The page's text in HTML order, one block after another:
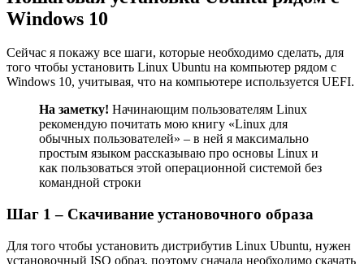
Windows 10
Сейчас я покажу все шаги, которые необходимо сделать, для
того чтобы установить Linux Ubuntu на компьютер рядом с
Windows 10, учитывая, что на компьютере используется UEFI.
На заметку! Начинающим пользователям Linux
рекомендую почитать мою книгу «Linux для
обычных пользователей» – в ней я максимально
простым языком рассказываю про основы Linux и
как пользоваться этой операционной системой без
командной строки
Шаг 1 – Скачивание установочного образа
Для того чтобы установить дистрибутив Linux Ubuntu, нужен
установочный ISO образ, поэтому сначала необходимо скачать